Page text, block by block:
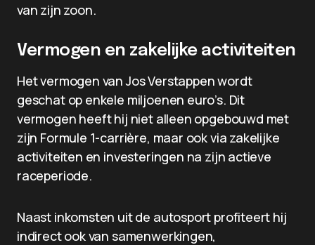
van zijn zoon.
Vermogen en zakelijke activiteiten
Het vermogen van Jos Verstappen wordt
geschat op enkele miljoenen euro’s. Dit
vermogen heeft hij niet alleen opgebouwd met
zijn Formule 1-carrière, maar ook via zakelijke
activiteiten en investeringen na zijn actieve
raceperiode.
Naast inkomsten uit de autosport profiteert hij
indirect ook van samenwerkingen,